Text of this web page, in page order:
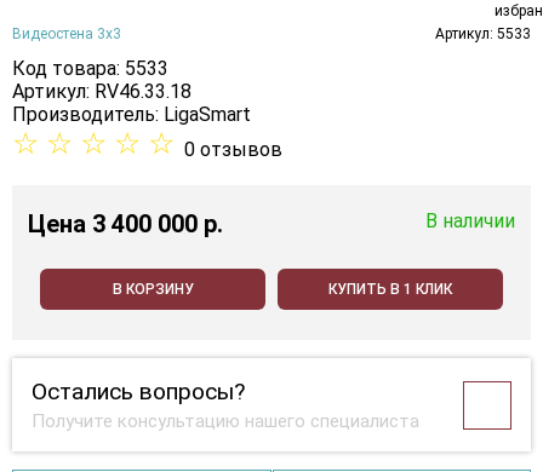
Видеостена 3х3 Артикул: 5533
Код товара: 5533
Артикул: RV46.33.18
Производитель: LigaSmart
☆ ☆ ☆ ☆ ☆ 0 отзывов
Цена 3 400 000 p. В наличии
В КОРЗИНУ КУПИТЬ В 1 КЛИК
Остались вопросы?
Получите консультацию нашего специалиста